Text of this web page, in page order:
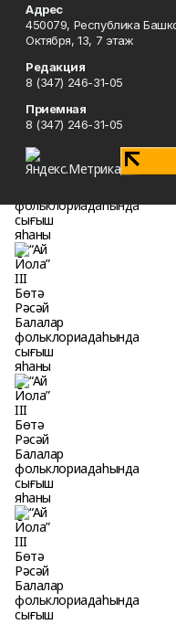
Адрес
450079, Республика
Октября, 13, 7 этаж
Редакция
8 (347) 246-31-05
Приемная
8 (347) 246-31-05